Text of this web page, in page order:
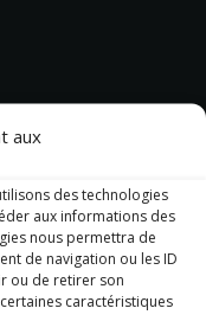
aux
des technologies
aux informations des
nous permettra de
de navigation ou les ID
ou de retirer son
caractéristiques